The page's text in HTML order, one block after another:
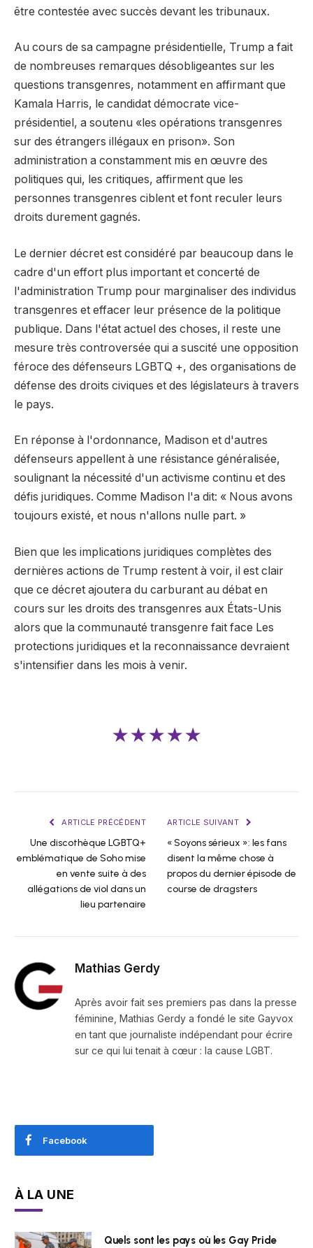
être contestée avec succès devant les tribunaux.
Au cours de sa campagne présidentielle, Trump a fait
de nombreuses remarques désobligeantes sur les
questions transgenres, notamment en affirmant que
Kamala Harris, le candidat démocrate vice-
présidentiel, a soutenu «les opérations transgenres
sur des étrangers illégaux en prison». Son
administration a constamment mis en œuvre des
politiques qui, les critiques, affirment que les
personnes transgenres ciblent et font reculer leurs
droits durement gagnés.
Le dernier décret est considéré par beaucoup dans le
cadre d'un effort plus important et concerté de
l'administration Trump pour marginaliser des individus
transgenres et effacer leur présence de la politique
publique. Dans l'état actuel des choses, il reste une
mesure très controversée qui a suscité une opposition
féroce des défenseurs LGBTQ +, des organisations de
défense des droits civiques et des législateurs à travers
le pays.
En réponse à l'ordonnance, Madison et d'autres
défenseurs appellent à une résistance généralisée,
soulignant la nécessité d'un activisme continu et des
défis juridiques. Comme Madison l'a dit: « Nous avons
toujours existé, et nous n'allons nulle part. »
Bien que les implications juridiques complètes des
dernières actions de Trump restent à voir, il est clair
que ce décret ajoutera du carburant au débat en
cours sur les droits des transgenres aux États-Unis
alors que la communauté transgenre fait face Les
protections juridiques et la reconnaissance devraient
s'intensifier dans les mois à venir.
★★★★★
ARTICLE PRÉCÉDENT
Une discothèque LGBTQ+
emblématique de Soho mise
en vente suite à des
allégations de viol dans un
lieu partenaire
ARTICLE SUIVANT
« Soyons sérieux »: les fans
disent la même chose à
propos du dernier épisode de
course de dragsters
Mathias Gerdy
Après avoir fait ses premiers pas dans la presse
féminine, Mathias Gerdy a fondé le site Gayvox
en tant que journaliste indépendant pour écrire
sur ce qui lui tenait à cœur : la cause LGBT.
Facebook
À LA UNE
Quels sont les pays où les Gay Pride